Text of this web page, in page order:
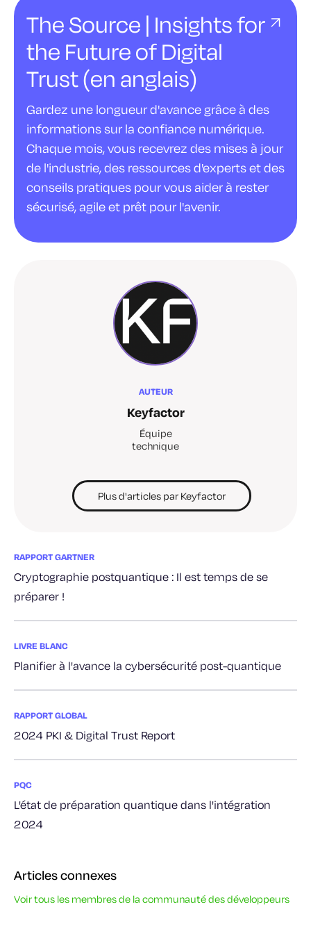
The Source | Insights for
the Future of Digital
Trust (en anglais)
Gardez une longueur d'avance grâce à des
informations sur la confiance numérique.
Chaque mois, vous recevrez des mises à jour
de l'industrie, des ressources d'experts et des
conseils pratiques pour vous aider à rester
sécurisé, agile et prêt pour l'avenir.
AUTEUR
Keyfactor
Équipe
technique
Plus d'articles par Keyfactor
RAPPORT GARTNER
Cryptographie postquantique : Il est temps de se
préparer !
LIVRE BLANC
Planifier à l'avance la cybersécurité post-quantique
RAPPORT GLOBAL
2024 PKI & Digital Trust Report
PQC
L'état de préparation quantique dans l'intégration
2024
Articles connexes
Voir tous les membres de la communauté des développeurs